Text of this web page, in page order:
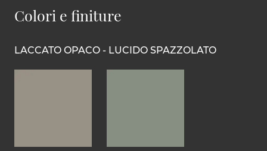
Colori e finiture
LACCATO OPACO - LUCIDO SPAZZOLATO